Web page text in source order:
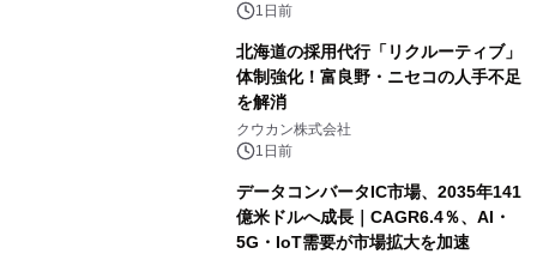
速1日前
北海道の採用代行「リクルーティブ」
体制強化！富良野・ニセコの人手不足
を解消
クウカン株式会社
1日前
データコンバータIC市場、2035年141
億米ドルへ成長｜CAGR6.4％、AI・
5G・IoT需要が市場拡大を加速